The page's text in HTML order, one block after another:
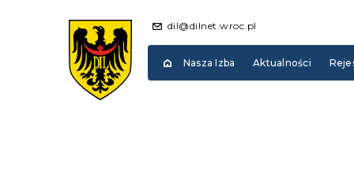
dil@dilnet.wroc.pl
Nasza Izba Aktualności